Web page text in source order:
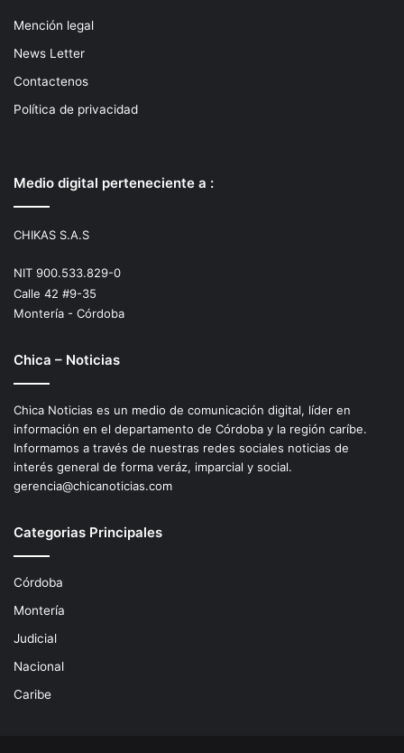
Mención legal
News Letter
Contactenos
Política de privacidad
Medio digital perteneciente a :
CHIKAS S.A.S
NIT 900.533.829-0
Calle 42 #9-35
Montería - Córdoba
Chica – Noticias
Chica Noticias es un medio de comunicación digital, líder en
información en el departamento de Córdoba y la región caríbe.
Informamos a través de nuestras redes sociales noticias de
interés general de forma veráz, imparcial y social.
gerencia@chicanoticias.com
Categorias Principales
Córdoba
Montería
Judicial
Nacional
Caribe